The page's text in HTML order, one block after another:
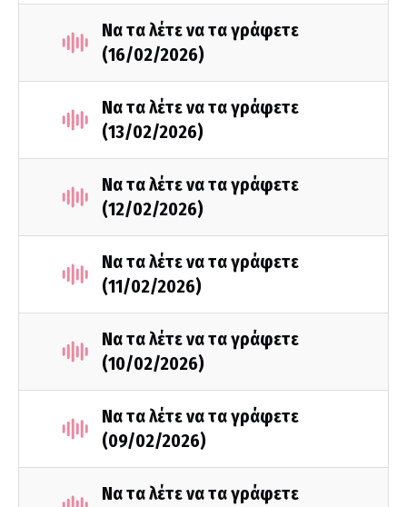
Να τα λέτε να τα γράφετε
(16/02/2026)
Να τα λέτε να τα γράφετε
(13/02/2026)
Να τα λέτε να τα γράφετε
(12/02/2026)
Να τα λέτε να τα γράφετε
(11/02/2026)
Να τα λέτε να τα γράφετε
(10/02/2026)
Να τα λέτε να τα γράφετε
(09/02/2026)
Να τα λέτε να τα γράφετε